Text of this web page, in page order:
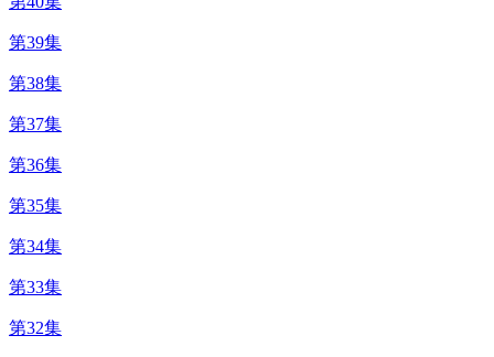
第39集
第38集
第37集
第36集
第35集
第34集
第33集
第32集